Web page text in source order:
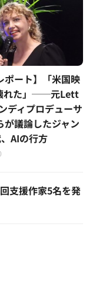
ポート】「米国映
れた」──元Lett
ディプロデューサ
が議論したジャン
AIの行方
支援作家5名を発